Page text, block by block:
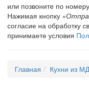
или позвоните по номеру
Нажимая кнопку
согласие на обработку
принимаете условия
Главная Кухни из